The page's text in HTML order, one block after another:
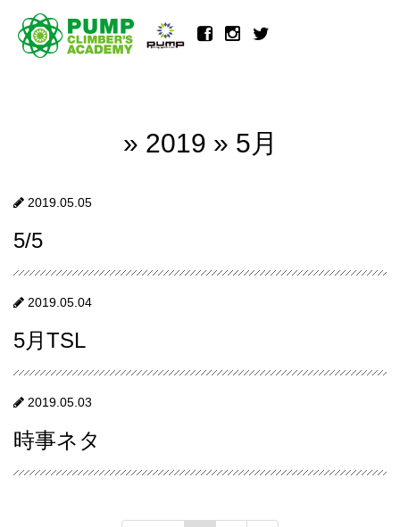
» 2019 » 5月
2019.05.05
5/5
2019.05.04
5月TSL
2019.05.03
時事ネタ